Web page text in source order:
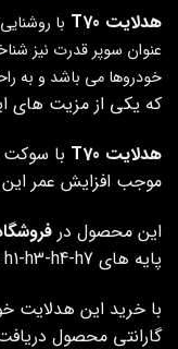
هدلایت T70
عنوان سوپر قدرت نیز
خودروها می باشد و به
که یکی از مزیت
هدلایت T70
با سوکت
موجب افزایش عمر
این محصول در
پایه های h1-h3-h4-h7
با خرید این هدلایت
گارانتی محصول